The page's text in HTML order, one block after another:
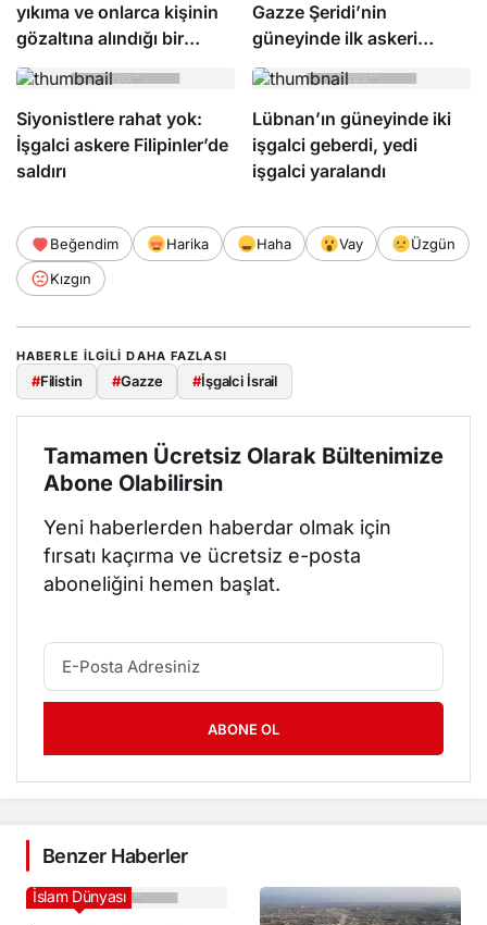
yıkıma ve onlarca kişinin
gözaltına alındığı bir
baskının ardından
Kalendiya’dan çekildi
Gazze Şeridi’nin
güneyinde ilk askeri
üssün inşası için hazırlık
yapıyor
Siyonistlere rahat yok:
İşgalci askere Filipinler’de
saldırı
Lübnan’ın güneyinde iki
işgalci geberdi, yedi
işgalci yaralandı
Beğendim Harika Haha Vay
Üzgün
Kızgın
HABERLE ILGILI DAHA FAZLASI
#Filistin #Gazze #İşgalci İsrail
Tamamen Ücretsiz Olarak Bültenimize
Abone Olabilirsin
Yeni haberlerden haberdar olmak için
fırsatı kaçırma ve ücretsiz e-posta
aboneliğini hemen başlat.
ABONE OL
Benzer Haberler
İslam Dünyası